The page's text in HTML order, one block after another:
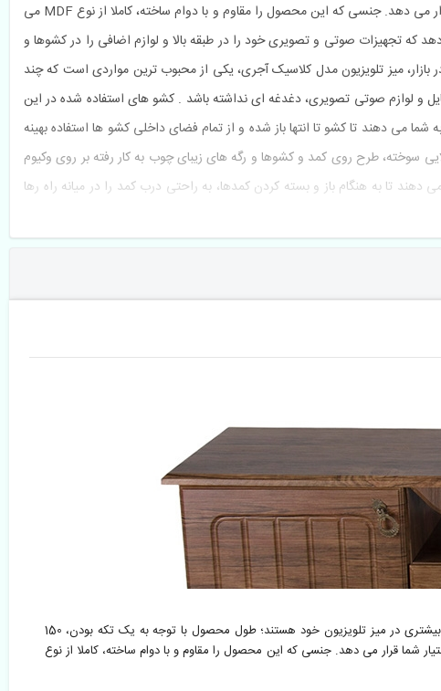
متر، عرض محصول 36 سانتی متر و ارتفاع آن 51 سانتی متر می باشد . طول صفحه زیر تلویزیون، 150 سانتی متر بوده که فضای مناسبی را در اختیار شما قرار می دهد. جنسی که این محصول را مقاوم و با دوام ساخته، کاملا از نوع MDF می
را می دهد که تجهیزات صوتی و تصویری خود را در طبقه بالا و لوازم اضافی را در کشوها و
میز تلویزیون مدل کلاسیک آجری، یکی از محبوب ترین مواردی است که چند
و لوازم صوتی تصویری، دغدغه ای نداشته باشد . کشو های استفاده شده در این
می دهند تا کشو تا انتها باز شده و از تمام فضای داخلی کشو ها استفاده بهینه
طرح روی کمد و کشوها و رگه های زیبای چوب به کار رفته بر روی وکیوم
تا به هنگام باز و بسته کردن کمدها، به راحتی درب کمد را در میانه راه رها
میز تلویزیون مدل کلاسیک آجری یک تکه ثابت، با طراحی زیبا، جادار و در عین حال ساده، گزینه مناسبی برای افرادی است که به دنبال حجم و فضای بیشتری در میز تلویزیون خود هستند؛ طول محصول با توجه به یک تکه بودن، 150
زیر تلویزیون، 150 سانتی متر بوده که فضای مناسبی را در اختیار شما قرار می دهد. جنسی که این محصول را مقاوم و با دوام ساخته، کاملا از نوع